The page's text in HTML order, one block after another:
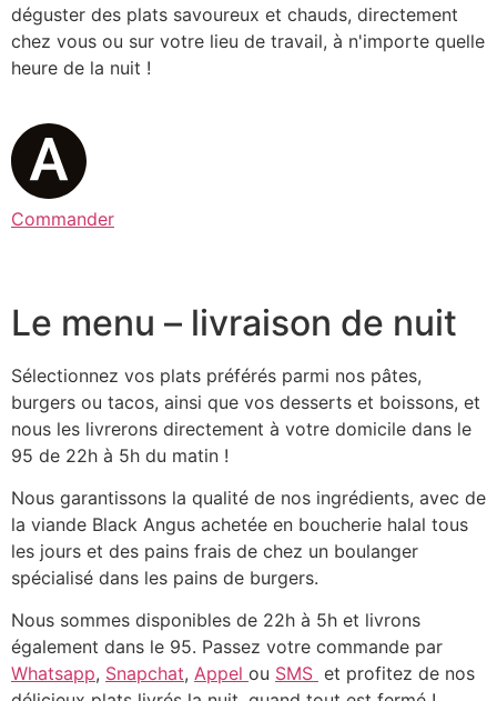
déguster des plats savoureux et chauds, directement
chez vous ou sur votre lieu de travail, à n'importe quelle
heure de la nuit !
Commander
Le menu – livraison de nuit
Sélectionnez vos plats préférés parmi nos pâtes,
burgers ou tacos, ainsi que vos desserts et boissons, et
nous les livrerons directement à votre domicile dans le
95 de 22h à 5h du matin !
Nous garantissons la qualité de nos ingrédients, avec de
la viande Black Angus achetée en boucherie halal tous
les jours et des pains frais de chez un boulanger
spécialisé dans les pains de burgers.
Nous sommes disponibles de 22h à 5h et livrons
également dans le 95. Passez votre commande par
Whatsapp, Snapchat, Appel ou SMS et profitez de nos